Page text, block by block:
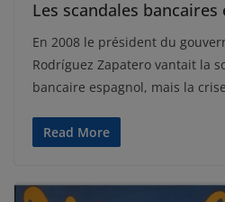
Les scandales bancaires
En 2008 le président du
Rodríguez Zapatero vantait la
bancaire espagnol, mais la crise
Read More